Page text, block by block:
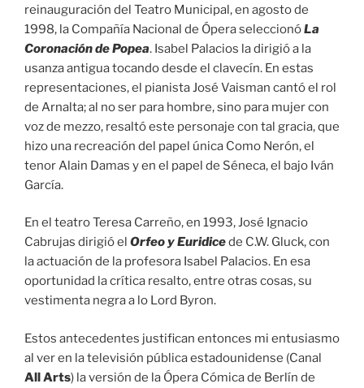
reinauguración del Teatro Municipal, en agosto de
1998, la Compañía Nacional de Ópera seleccionóLa
Coronación de Popea. Isabel Palacios la dirigió a la
usanza antigua tocando desde el clavecín. En estas
representaciones, el pianista José Vaisman cantó el rol
de Arnalta; al no ser para hombre, sino para mujer con
voz de mezzo, resaltó este personaje con tal gracia, que
hizo una recreación del papel única Como Nerón, el
tenor Alain Damas y en el papel de Séneca, el bajo Iván
García.
En el teatro Teresa Carreño, en 1993, José Ignacio
Cabrujas dirigió el Orfeo y Euridicede C.W. Gluck, con
la actuación de la profesora Isabel Palacios. En esa
oportunidad la crítica resalto, entre otras cosas, su
vestimenta negra a lo Lord Byron.
Estos antecedentes justifican entonces mi entusiasmo
al ver en la televisión pública estadounidense (Canal
All Arts) la versión de la Ópera Cómica de Berlín de